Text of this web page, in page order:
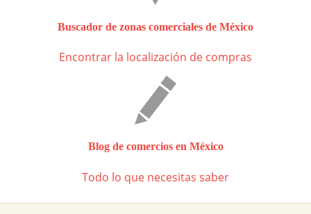
Buscador de zonas comerciales de México
Encontrar la localización de compras
Blog de comercios en México
Todo lo que necesitas saber